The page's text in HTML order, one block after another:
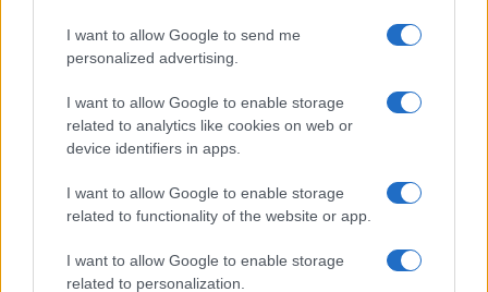
I want to allow Google to send me
personalized advertising.
I want to allow Google to enable storage
related to analytics like cookies on web or
device identifiers in apps.
I want to allow Google to enable storage
related to functionality of the website or app.
I want to allow Google to enable storage
related to personalization.
Lo stesso schema si ripete nella seconda grande
delle elezioni del 2027. Centododici consiglieri per
diciassette società partecipate, con la presidente
interni alla maggioranza. Molte presidenze sono in
bilico, a partire da quella di Eni dove l’ex
comandante generale della Finanza, Giuseppe
Zafarana, dovrebbe lasciare il proprio incarico.